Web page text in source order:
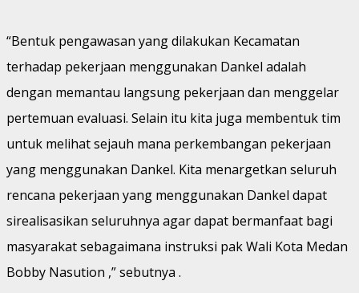
“Bentuk pengawasan yang dilakukan Kecamatan
terhadap pekerjaan menggunakan Dankel adalah
dengan memantau langsung pekerjaan dan menggelar
pertemuan evaluasi. Selain itu kita juga membentuk tim
untuk melihat sejauh mana perkembangan pekerjaan
yang menggunakan Dankel. Kita menargetkan seluruh
rencana pekerjaan yang menggunakan Dankel dapat
sirealisasikan seluruhnya agar dapat bermanfaat bagi
masyarakat sebagaimana instruksi pak Wali Kota Medan
Bobby Nasution ,” sebutnya .